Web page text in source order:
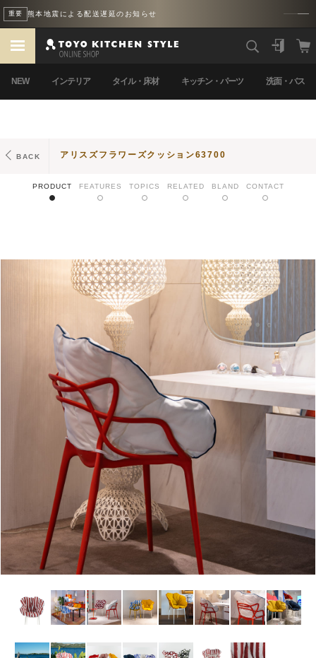
重要 熊本地震による配送遅延のお知らせ
NEW インテリア タイル・床材 キッチン・パーツ 洗面・バス
BACK アリスズフラワーズクッション63700
PRODUCT FEATURES TOPICS RELATED BLAND CONTACT